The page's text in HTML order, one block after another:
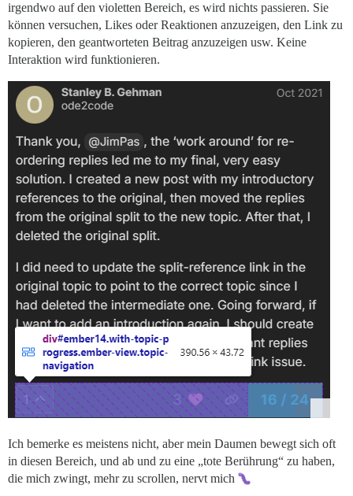
irgendwo auf den violetten Bereich, es wird nichts passieren. Sie
können versuchen, Likes oder Reaktionen anzuzeigen, den Link zu
kopieren, den geantworteten Beitrag anzuzeigen usw. Keine
Interaktion wird funktionieren.
Ich bemerke es meistens nicht, aber mein Daumen bewegt sich oft
in diesen Bereich, und ab und zu eine „tote Berührung“ zu haben,
die mich zwingt, mehr zu scrollen, nervt mich